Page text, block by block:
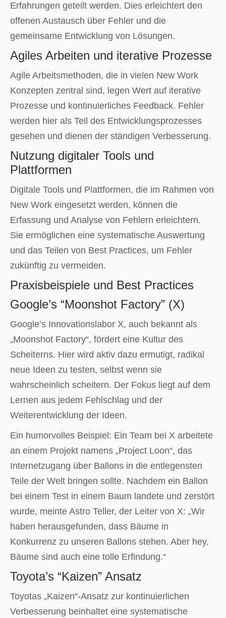
Erfahrungen geteilt werden. Dies erleichtert den
offenen Austausch über Fehler und die
gemeinsame Entwicklung von Lösungen.
Agiles Arbeiten und iterative Prozesse
Agile Arbeitsmethoden, die in vielen New Work
Konzepten zentral sind, legen Wert auf iterative
Prozesse und kontinuierliches Feedback. Fehler
werden hier als Teil des Entwicklungsprozesses
gesehen und dienen der ständigen Verbesserung.
Nutzung digitaler Tools und
Plattformen
Digitale Tools und Plattformen, die im Rahmen von
New Work eingesetzt werden, können die
Erfassung und Analyse von Fehlern erleichtern.
Sie ermöglichen eine systematische Auswertung
und das Teilen von Best Practices, um Fehler
zukünftig zu vermeiden.
Praxisbeispiele und Best Practices
Google’s “Moonshot Factory” (X)
Google’s Innovationslabor X, auch bekannt als
„Moonshot Factory“, fördert eine Kultur des
Scheiterns. Hier wird aktiv dazu ermutigt, radikal
neue Ideen zu testen, selbst wenn sie
wahrscheinlich scheitern. Der Fokus liegt auf dem
Lernen aus jedem Fehlschlag und der
Weiterentwicklung der Ideen.
Ein humorvolles Beispiel: Ein Team bei X arbeitete
an einem Projekt namens „Project Loon“, das
Internetzugang über Ballons in die entlegensten
Teile der Welt bringen sollte. Nachdem ein Ballon
bei einem Test in einem Baum landete und zerstört
wurde, meinte Astro Teller, der Leiter von X: „Wir
haben herausgefunden, dass Bäume in
Konkurrenz zu unseren Ballons stehen. Aber hey,
Bäume sind auch eine tolle Erfindung.“
Toyota’s “Kaizen” Ansatz
Toyotas „Kaizen“-Ansatz zur kontinuierlichen
Verbesserung beinhaltet eine systematische